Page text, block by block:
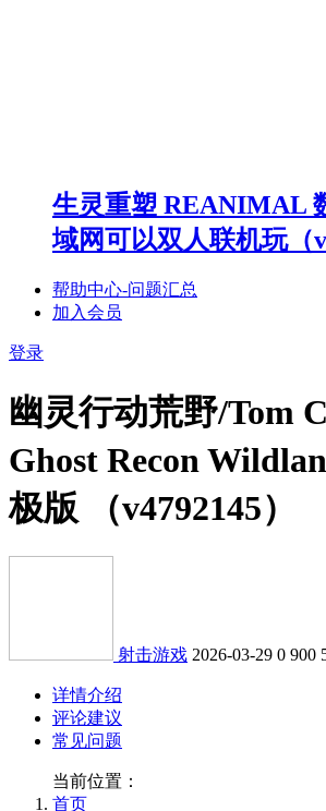
生灵重塑 REANIMAL
域网可以双人联机玩（
帮助中心-问题汇总
加入会员
登录
幽灵行动荒野/Tom
Ghost Recon
极版 （v4792145）
射击游戏 2026-03-29 0 900
详情介绍
评论建议
常见问题
当前位置：
首页